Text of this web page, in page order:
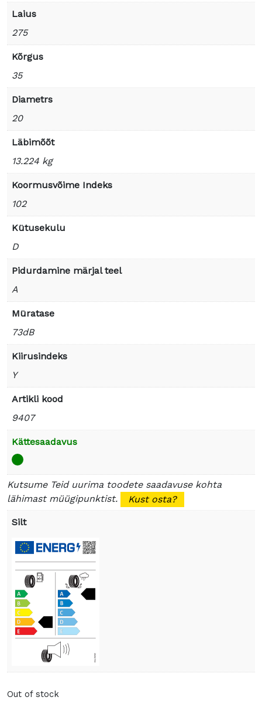
Laius
275
Kõrgus
35
Diametrs
20
Läbimõõt
13.224 kg
Koormusvõime Indeks
102
Kütusekulu
D
Pidurdamine märjal teel
A
Müratase
73dB
Kiirusindeks
Y
Artikli kood
9407
Kättesaadavus
Kutsume Teid uurima toodete saadavuse kohta
lähimast müügipunktist.
Kust osta?
Silt
Out of stock